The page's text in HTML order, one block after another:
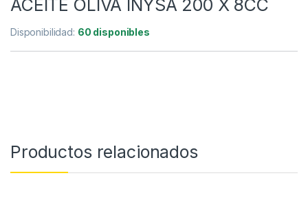
ACEITE OLIVA INYSA 200 X 8CC
Disponibilidad: 60 disponibles
Productos relacionados